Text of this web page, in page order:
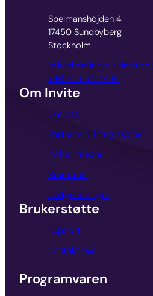
Spelmanshöjden 4
17450 Sundbyberg
Stockholm
+46 70 994 44 14
Om Invite
Om oss
Partnere & integrasjoner
Invite i media
Bærekraft
Ledige stillinger
Brukerstøtte
Support
Kontakt oss
Programvaren